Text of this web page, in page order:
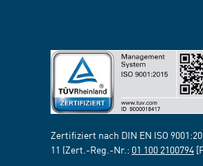
Zertifiziert nach DIN EN ISO
11 (Zert.-Reg.-Nr.: 01 100 2100794